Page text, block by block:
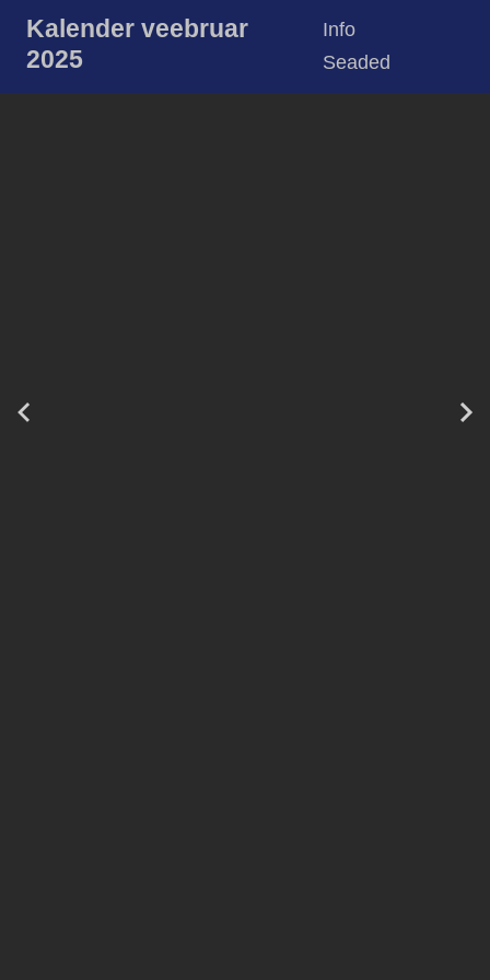
Kalender veebruar
2025
Info
Seaded